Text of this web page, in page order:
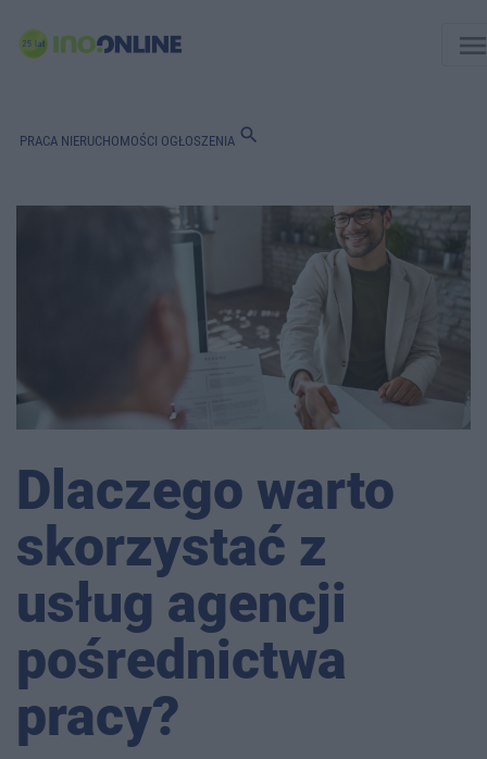
PRACA NIERUCHOMOŚCI OGŁOSZENIA search
Dlaczego warto
skorzystać z
usług agencji
pośrednictwa
pracy?